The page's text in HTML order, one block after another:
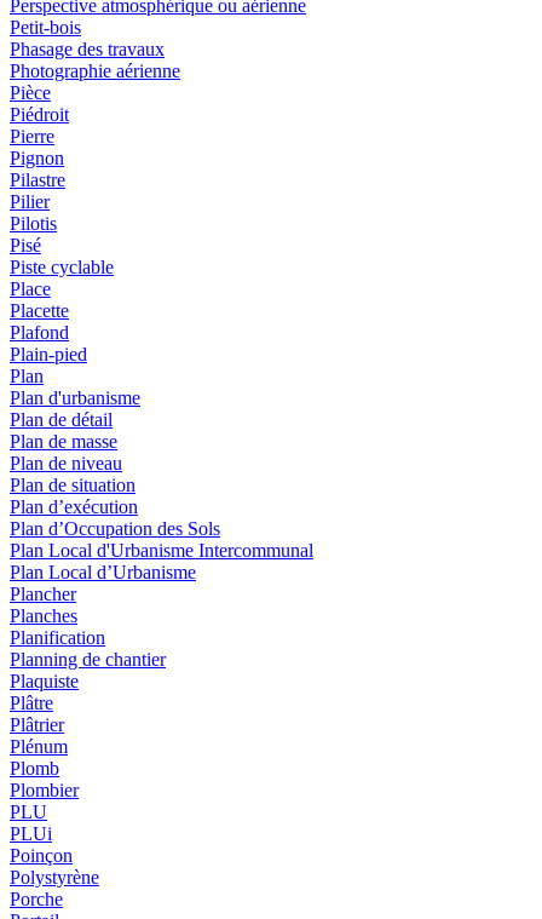
Perspective atmosphérique ou aérienne
Petit-bois
Phasage des travaux
Photographie aérienne
Pièce
Piédroit
Pierre
Pignon
Pilastre
Pilier
Pilotis
Pisé
Piste cyclable
Place
Placette
Plafond
Plain-pied
Plan
Plan d'urbanisme
Plan de détail
Plan de masse
Plan de niveau
Plan de situation
Plan d’exécution
Plan d’Occupation des Sols
Plan Local d'Urbanisme Intercommunal
Plan Local d’Urbanisme
Plancher
Planches
Planification
Planning de chantier
Plaquiste
Plâtre
Plâtrier
Plénum
Plomb
Plombier
PLU
PLUi
Poinçon
Polystyrène
Porche